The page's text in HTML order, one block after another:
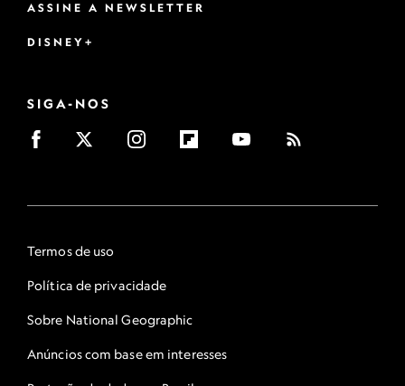
ASSINE A NEWSLETTER
DISNEY+
SIGA-NOS
Termos de uso
Política de privacidade
Sobre National Geographic
Anúncios com base em interesses